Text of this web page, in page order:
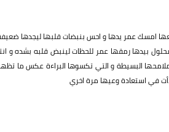
امسك عمر يدها و احس بنبضات قلبها ليجدها
بيدها رمقها عمر للحظات لينبض قلبه بشده و
البسيطة و التي تكسوها البراءة عكس ما
في استعادة وعيها مرة اخري